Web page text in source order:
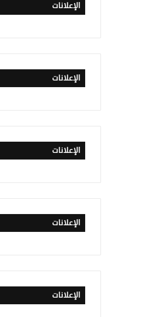
الإعلانات
الإعلانات
الإعلانات
الإعلانات
الإعلانات